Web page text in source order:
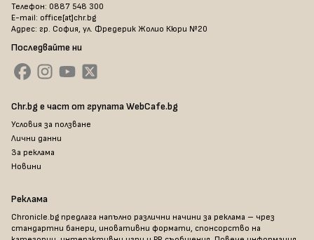
Телефон: 0887 548 300
E-mail: office[at]chr.bg
Адрес: гр. София, ул. Фредерик Жолио Кюри №20
Последвайте ни
Chr.bg е част от групата WebCafe.bg
Условия за ползване
Лични данни
За реклама
Новини
Реклама
Chronicle.bg предлага напълно различни начини за реклама – чрез
стандартни банери, иновативни формати, спонсорство на